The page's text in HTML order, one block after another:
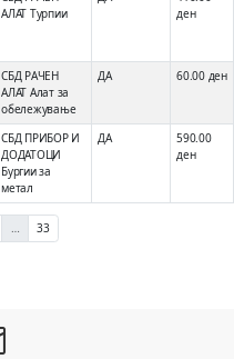
АЛАТ Турпии
ден
СБД РАЧЕН
АЛАТ Алат за
обележување
ДА 60.00 ден
СБД ПРИБОР И
ДОДАТОЦИ
Бургии за
метал
ДА
590.00
ден
… 33